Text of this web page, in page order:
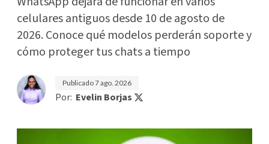
celulares antiguos desde 10 de agosto de
2026. Conoce qué modelos perderán soporte y
cómo proteger tus chats a tiempo
Publicado7 ago. 2026
Por: Evelin Borjas